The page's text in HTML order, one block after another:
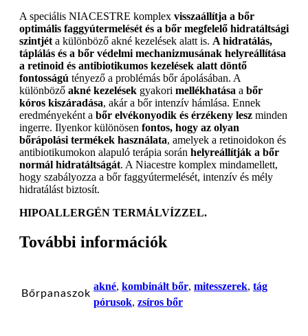
A speciális NIACESTRE komplex visszaállítja a bőr
optimális faggyútermelését és a bőr megfelelő hidratáltsági
szintjéta különböző akné kezelések alatt is. A hidratálás,
táplálás és a bőr védelmi mechanizmusának helyreállítása
a retinoid és antibiotikumos kezelések alatt döntő
fontosságú tényező a problémás bőr ápolásában. A
különböző akné kezelések gyakori mellékhatása a bőr
kóros kiszáradása, akár a bőr intenzív hámlása. Ennek
eredményeként a bőr elvékonyodik és érzékeny lesz minden
ingerre. Ilyenkor különösen fontos, hogy az olyan
bőrápolási termékek használata, amelyek a retinoidokon és
antibiotikumokon alapuló terápia során helyreállítják a bőr
normál hidratáltságát. A Niacestre komplex mindamellett,
hogy szabályozza a bőr faggyútermelését, intenzív és mély
hidratálást biztosít.
HIPOALLERGÉN TERMÁLVÍZZEL.
További információk
Bőrpanaszok
akné, kombinált bőr, mitesszerek, tág
pórusok, zsíros bőr